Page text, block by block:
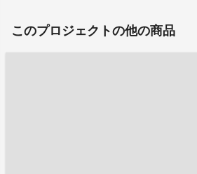
このプロジェクトの他の商品